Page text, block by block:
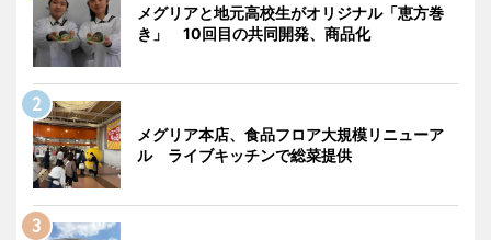
メグリアと地元高校生がオリジナル「恵方巻
き」 10回目の共同開発、商品化
メグリア本店、食品フロア大規模リニューア
ル ライブキッチンで総菜提供